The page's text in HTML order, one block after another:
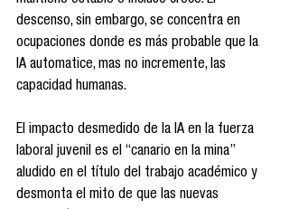
descenso, sin embargo, se concentra en
ocupaciones donde es más probable que la
IA automatice, mas no incremente, las
capacidad humanas.
El impacto desmedido de la IA en la fuerza
laboral juvenil es el “canario en la mina”
aludido en el título del trabajo académico y
desmonta el mito de que las nuevas